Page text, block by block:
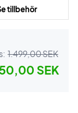
tillbehör
1.499,00 SEK
SEK